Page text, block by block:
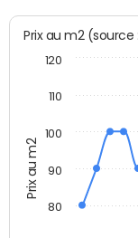
Prix au m2
Prix au m2 (source
80
90
100
110
120